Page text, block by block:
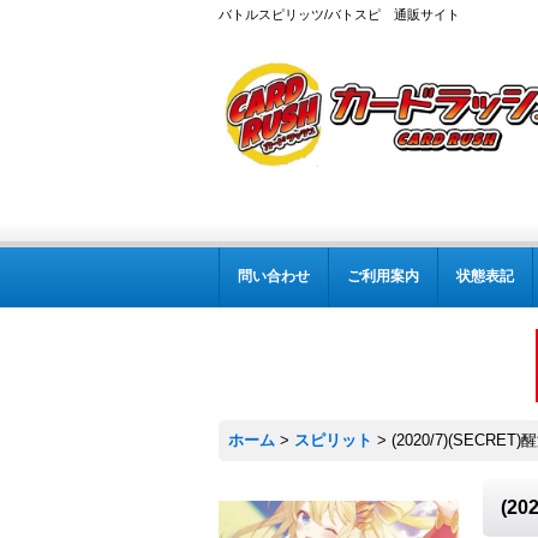
バトルスピリッツ/バトスピ 通販サイト
問い合わせ ご利用案内 状態表記
ホーム > スピリット > (2020/7)(SECRET)